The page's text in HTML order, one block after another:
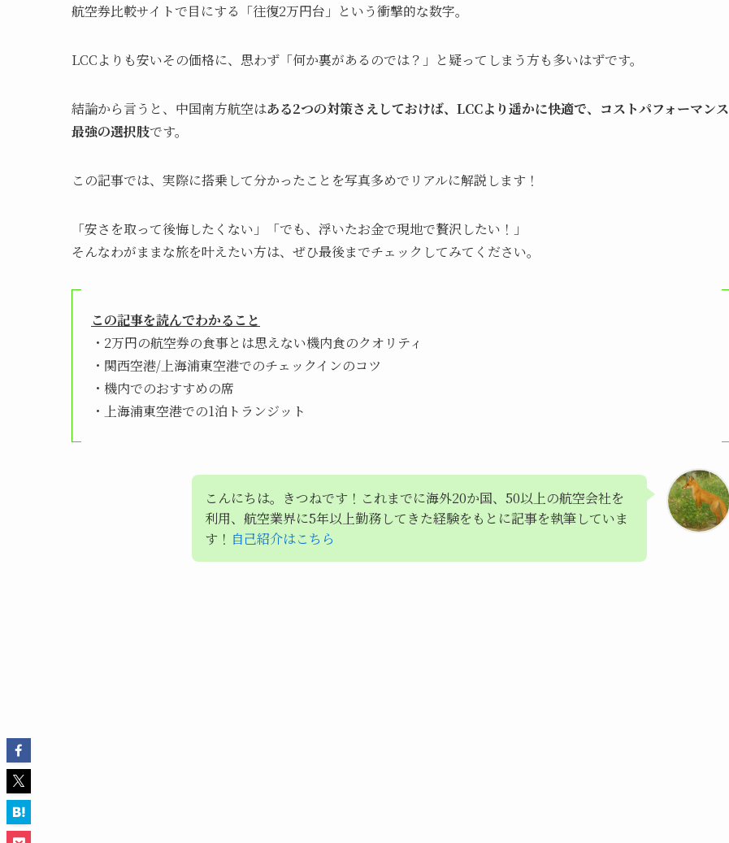
航空券比較サイトで目にする「往復2万円台」という衝撃的な数字。
LCCよりも安いその価格に、思わず「何か裏があるのでは？」と疑ってしまう方も多いはずです。
結論から言うと、中国南方航空はある2つの対策さえしておけば、LCCより遥かに快適で、コストパフォーマンス
最強の選択肢です。
この記事では、実際に搭乗して分かったことを写真多めでリアルに解説します！
「安さを取って後悔したくない」「でも、浮いたお金で現地で贅沢したい！」
そんなわがままな旅を叶えたい方は、ぜひ最後までチェックしてみてください。
この記事を読んでわかること
・2万円の航空券の食事とは思えない機内食のクオリティ
・関西空港/上海浦東空港でのチェックインのコツ
・機内でのおすすめの席
・上海浦東空港での1泊トランジット
こんにちは。きつねです！これまでに海外20か国、50以上の航空会社を
利用、航空業界に5年以上勤務してきた経験をもとに記事を執筆していま
す！ 自己紹介はこちら